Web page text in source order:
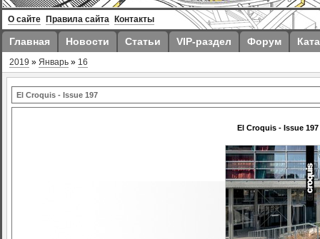
О сайте Правила сайта Контакты
Главная Новости Статьи VIP-раздел Форум
2019 » Январь » 16
El Croquis - Issue 197
El Croquis - Issue 197